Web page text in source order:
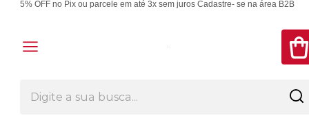
5% OFF no Pix ou parcele em até 3x sem juros Cadastre- se na área B2B